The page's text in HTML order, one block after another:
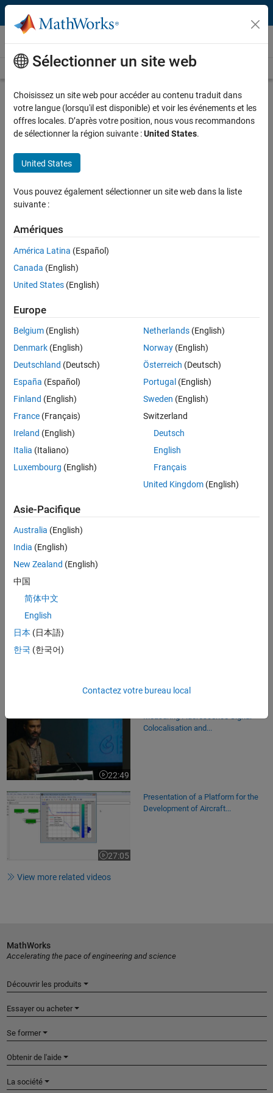
Passer au contenu
Vidéos
Videos Home Search
Play
Description
Systems with MATLAB and
From the series:
Published: 5 May 2016
Related Resources
Feedback
UP NEXT:
Video length is 47:21
A MicroAutoBox Workflow
View full series(30 Videos)
RELATED VIDEOS:
Algorithms with MATLAB
53:52
22:49
Video length is 22:49
Measuring Fluorescence Signal
Colocalisation and...
27:05
Video length is 27:05
Presentation of a Platform for the
Development of Aircraft...
View more related videos
Sélectionner un site web
Choisissez un site web pour accéder au contenu traduit dans
votre langue (lorsqu'il est disponible) et voir les événements et les
offres locales. D’après votre position, nous vous recommandons
de sélectionner la région suivante :United States.
United States
Vous pouvez également sélectionner un site web dans la liste
suivante :
Amériques
América Latina (Español)
Canada (English)
United States (English)
Europe
Belgium (English)
Denmark (English)
Deutschland (Deutsch)
España (Español)
Finland (English)
France (Français)
Ireland (English)
Italia (Italiano)
Luxembourg (English)
Netherlands(English)
Norway(English)
Österreich (Deutsch)
Portugal (English)
Sweden (English)
Switzerland
Deutsch
English
Français
United Kingdom(English)
Asie-Pacifique
Australia (English)
India (English)
New Zealand (English)
中国
简体中文
English
日本 (日本語)
한국 (한국어)
Contactez votre bureau local
MathWorks
Accelerating the pace of engineering and science
Découvrir les produits
Essayer ou acheter
Se former
Obtenir de l'aide
La société